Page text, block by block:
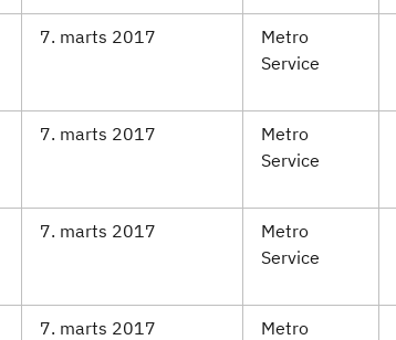
7. marts 2017
Metro
Service
7. marts 2017
Metro
Service
7. marts 2017
Metro
Service
7. marts 2017
Metro